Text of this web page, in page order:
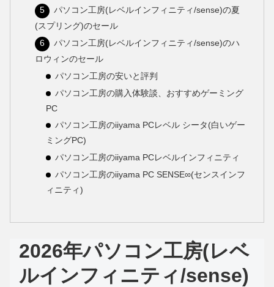
パソコン工房(レベルインフィニティ/sense)の夏
(スプリング)のセール
パソコン工房(レベルインフィニティ/sense)のハ
ロウィンのセール
パソコン工房の安いと評判
パソコン工房の購入体験談、おすすめゲーミング
PC
パソコン工房のiiyama PCレベル シータ(白いゲー
ミングPC)
パソコン工房のiiyama PCレベルインフィニティ
パソコン工房のiiyama PC SENSE∞(センスインフ
ィニティ)
2026年パソコン工房(レベ
ルインフィニティ/sense)